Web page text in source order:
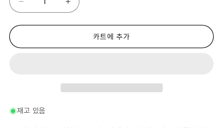
3
류
약
이
(제
3
류
약
카트에 추가
재고 있음